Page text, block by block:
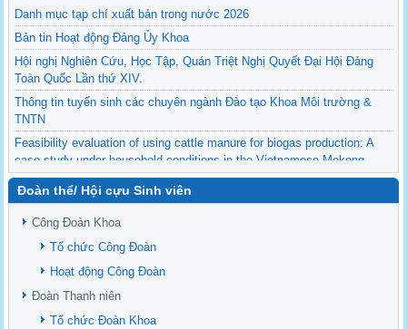
Danh mục tạp chí xuất bản trong nước 2026
Bản tin Hoạt động Đảng Ủy Khoa
Hội nghị Nghiên Cứu, Học Tập, Quán Triệt Nghị Quyết Đại Hội Đảng
Toàn Quốc Lần thứ XIV.
Thông tin tuyển sinh các chuyên ngành Đào tạo Khoa Môi trường &
TNTN
Feasibility evaluation of using cattle manure for biogas production: A
case study under household conditions in the Vietnamese Mekong
Delta
Sediment properties in flood-based farming systems in the Vietnamese
upstream Mekong Delta
Danh mục tạp chí xuất bản Quốc Tế 2026
Danh Mục các Đề Tài NCKH cấp Tỉnh năm 2024
Văn bản - Quy định
Ban chấp hành Đảng bộ khoa
Đoàn thể/ Hội cựu Sinh viên
Công Đoàn Khoa
Tổ chức Công Đoàn
Hoạt động Công Đoàn
Đoàn Thanh niên
Tổ chức Đoàn Khoa